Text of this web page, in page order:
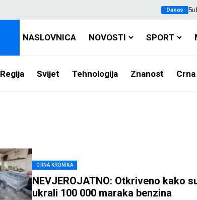
Danas
NASLOVNICA NOVOSTI SPORT
Regija Svijet Tehnologija Znanost
CRNA KRONIKA
NEVJEROJATNO: Otkriveno kako
ukrali 100 000 maraka benzina